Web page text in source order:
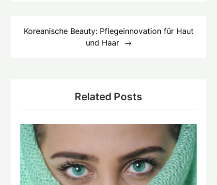
Koreanische Beauty: Pflegeinnovation für Haut
und Haar
Related Posts